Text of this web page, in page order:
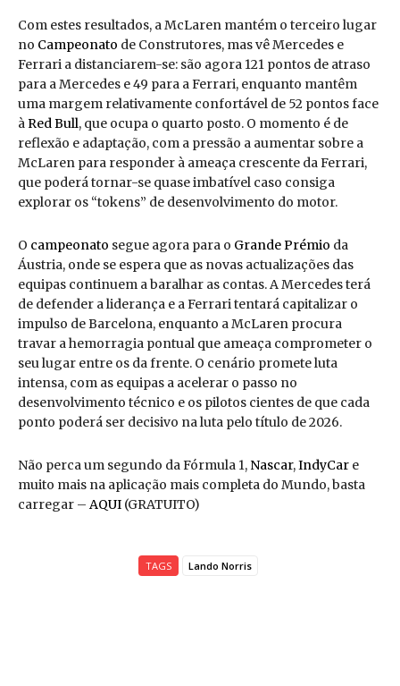
Com estes resultados, a McLaren mantém o terceiro lugar
no Campeonato de Construtores, mas vê Mercedes e
Ferrari a distanciarem-se: são agora 121 pontos de atraso
para a Mercedes e 49 para a Ferrari, enquanto mantêm
uma margem relativamente confortável de 52 pontos face
àRed Bull, que ocupa o quarto posto. O momento é de
reflexão e adaptação, com a pressão a aumentar sobre a
McLaren para responder à ameaça crescente da Ferrari,
que poderá tornar-se quase imbatível caso consiga
explorar os “tokens” de desenvolvimento do motor.
O campeonato segue agora para o Grande Prémio da
Áustria, onde se espera que as novas actualizações das
equipas continuem a baralhar as contas. A Mercedes terá
de defender a liderança e a Ferrari tentará capitalizar o
impulso de Barcelona, enquanto a McLaren procura
travar a hemorragia pontual que ameaça comprometer o
seu lugar entre os da frente. O cenário promete luta
intensa, com as equipas a acelerar o passo no
desenvolvimento técnico e os pilotos cientes de que cada
ponto poderá ser decisivo na luta pelo título de 2026.
Não perca um segundo da Fórmula 1, Nascar,IndyCar e
muito mais na aplicação mais completa do Mundo, basta
carregar – AQUI (GRATUITO)
TAGS Lando Norris